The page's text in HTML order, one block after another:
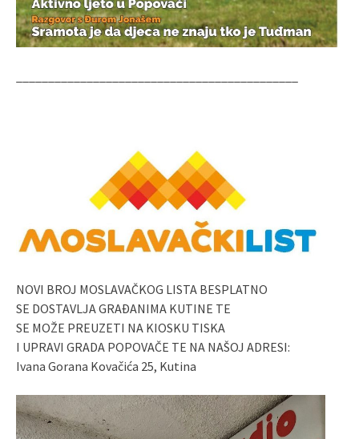
NOVI BROJ MOSLAVAČKOG LISTA BESPLATNO
SE DOSTAVLJA GRAĐANIMA KUTINE TE
SE MOŽE PREUZETI NA KIOSKU TISKA
I UPRAVI GRADA POPOVAČE TE NA NAŠOJ ADRESI:
Ivana Gorana Kovačića 25, Kutina